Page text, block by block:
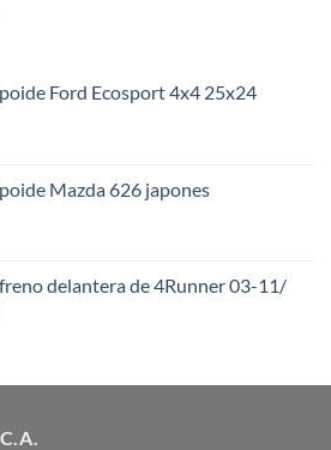
Ford Ecosport 4x4 25x24
Mazda 626 japones
delantera de 4Runner 03-11/